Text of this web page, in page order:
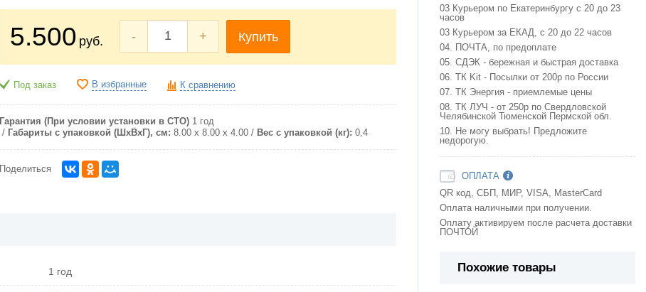
5.500 руб. - + Купить
Под заказ В избранные К сравнению
Гарантия (При условии установки в СТО) 1 год
Габариты с упаковкой (ШxВxГ), см: 8.00 x 8.00 x 4.00 Вес с упаковкой (кг): 0,4
Поделиться
1 год
03 Курьером по Екатеринбургу с 20 до 23
часов
03 Курьером за ЕКАД, с 20 до 22 часов
04. ПОЧТА, по предоплате
05. СДЭК - бережная и быстрая доставка
06. ТК Kit - Посылки от 200р по России
07. ТК Энергия - приемлемые цены
08. ТК ЛУЧ - от 250р по Свердловской
Челябинской Тюменской Пермской обл.
10. Не могу выбрать! Предложите
недорогую.
ОПЛАТА
QR код, СБП, МИР, VISA, MasterCard
Оплата наличными при получении.
Оплату активируем после расчета доставки
ПОЧТОЙ
Похожие товары